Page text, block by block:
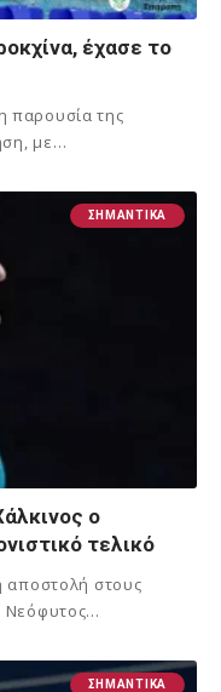
έχασε το
παρουσία της
με…
ΣΗΜΑΝΤΙΚΆ
ο
τελικό
αποστολή στους
Νεόφυτος…
ΣΗΜΑΝΤΙΚΆ